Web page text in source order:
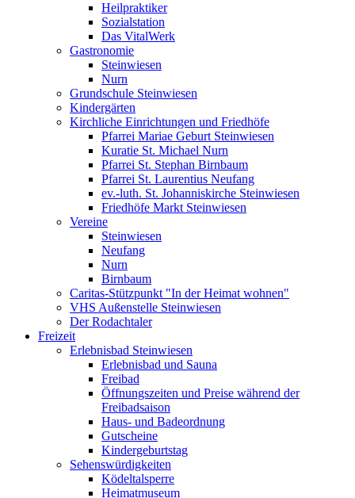
Heilpraktiker
Sozialstation
Das VitalWerk
Gastronomie
Steinwiesen
Nurn
Grundschule Steinwiesen
Kindergärten
Kirchliche Einrichtungen und Friedhöfe
Pfarrei Mariae Geburt Steinwiesen
Kuratie St. Michael Nurn
Pfarrei St. Stephan Birnbaum
Pfarrei St. Laurentius Neufang
ev.-luth. St. Johanniskirche Steinwiesen
Friedhöfe Markt Steinwiesen
Vereine
Steinwiesen
Neufang
Nurn
Birnbaum
Caritas-Stützpunkt "In der Heimat wohnen"
VHS Außenstelle Steinwiesen
Der Rodachtaler
Freizeit
Erlebnisbad Steinwiesen
Erlebnisbad und Sauna
Freibad
Öffnungszeiten und Preise während der
Freibadsaison
Haus- und Badeordnung
Gutscheine
Kindergeburtstag
Sehenswürdigkeiten
Ködeltalsperre
Heimatmuseum